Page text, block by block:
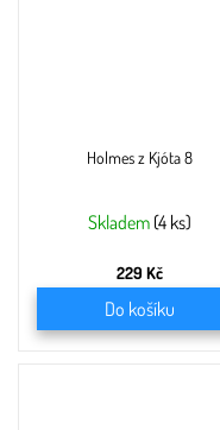
Holmes z Kjóta 8
Skladem (4 ks)
229 Kč
Do košíku